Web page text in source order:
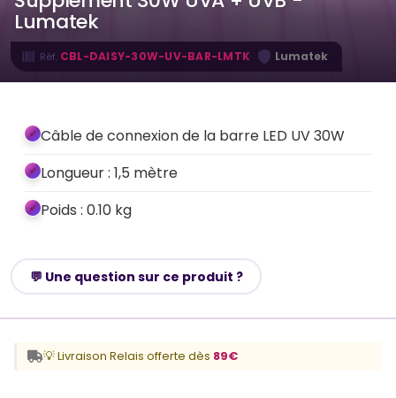
Lumatek
Réf. CBL-DAISY-30W-UV-BAR-LMTK Lumatek
Câble de connexion de la barre LED UV 30W
Longueur : 1,5 mètre
Poids : 0.10 kg
💬 Une question sur ce produit ?
💡 Livraison Relais offerte dès 89€